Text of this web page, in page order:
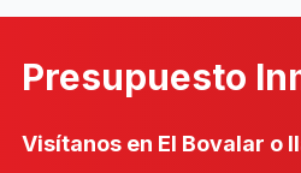
Presupuesto
Visítanos en El Bovalar o